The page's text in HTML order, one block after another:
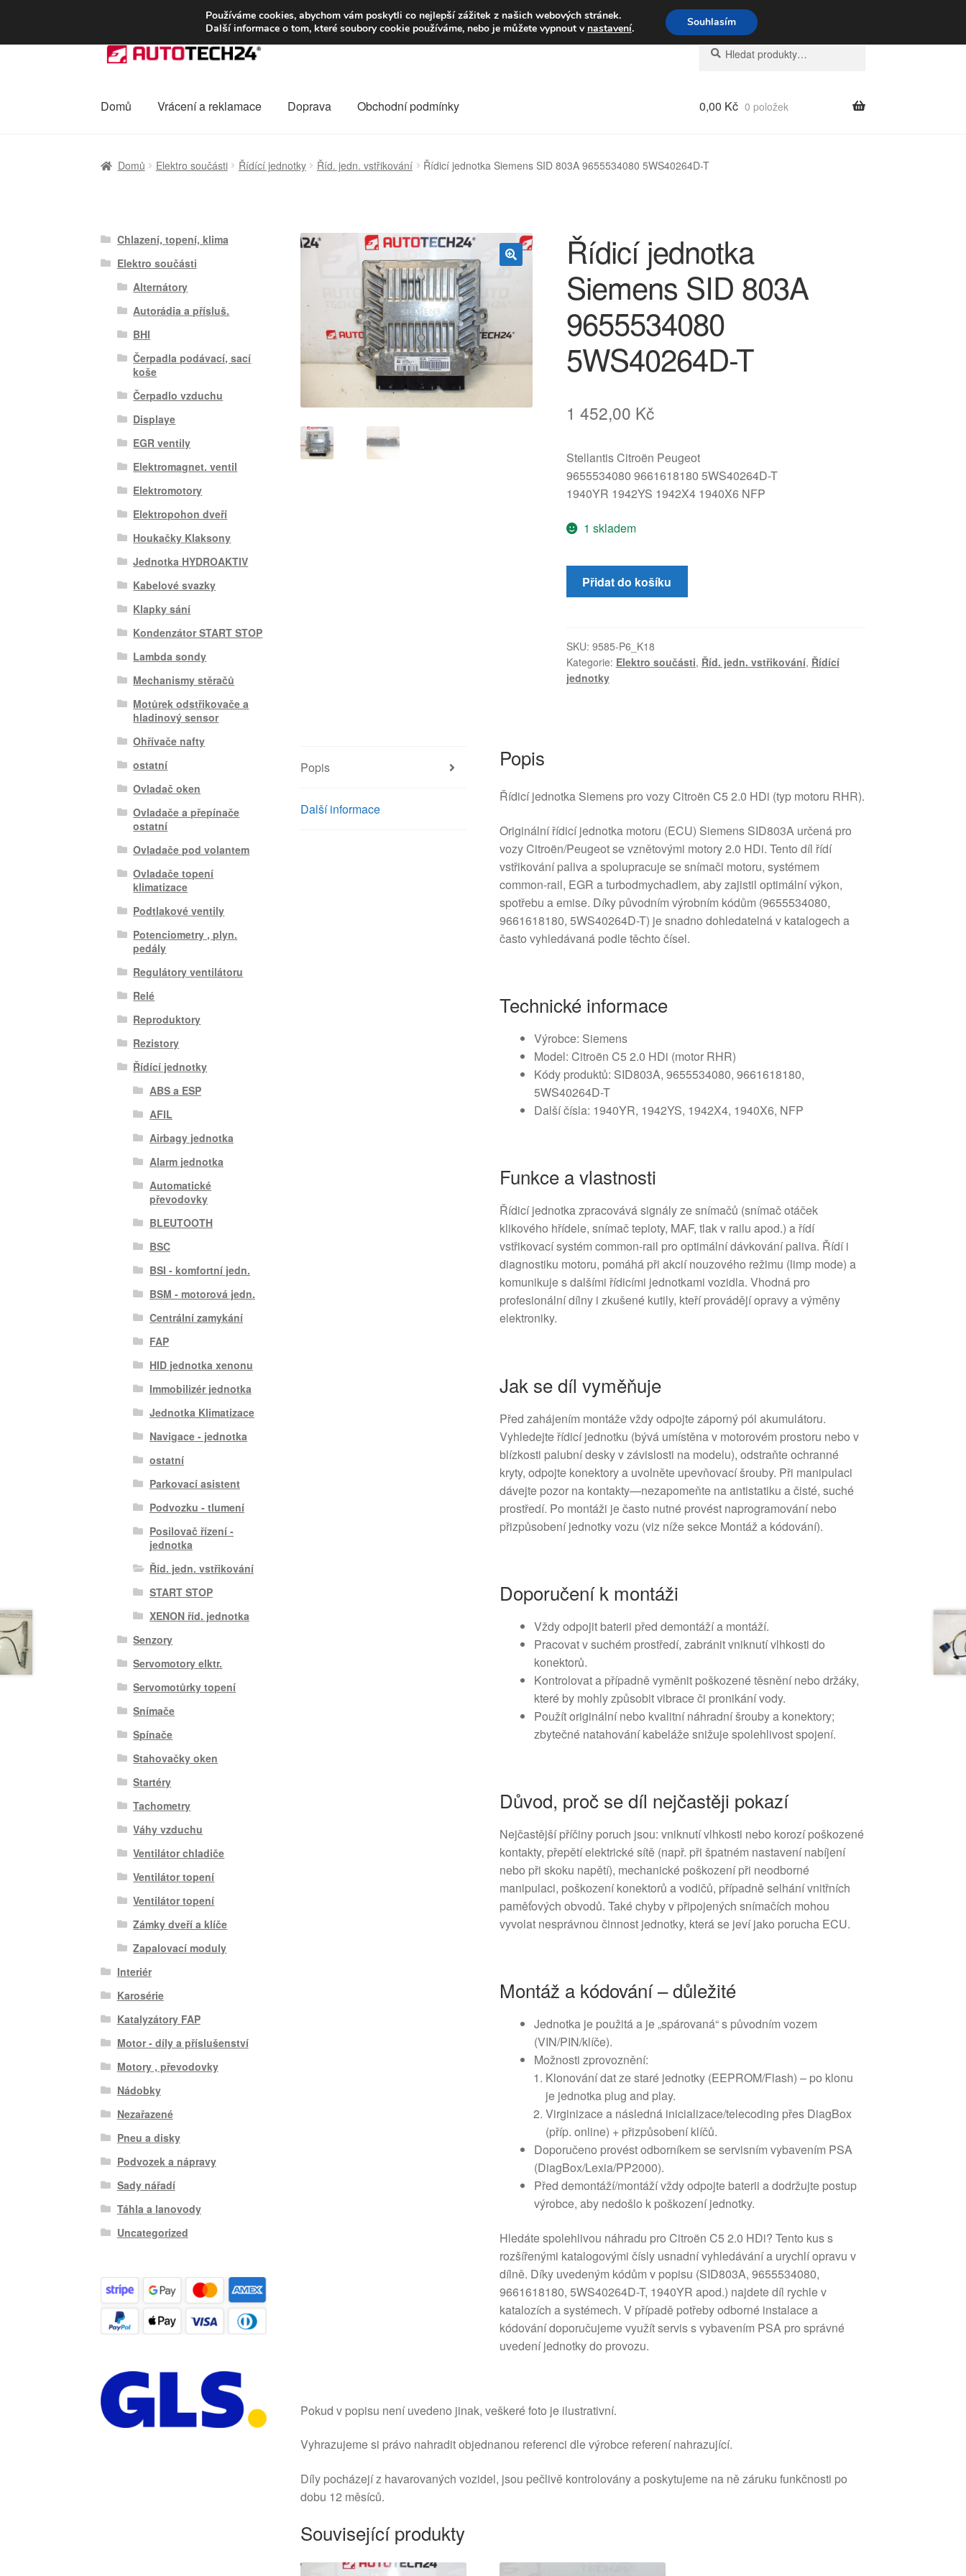
DOPRAVA od 139,-Kč Volejte po-pá 9-16 704 494 494
Přeskočit
na
Přejít
webu
Hledat:
Hledat
Domů Vrácení a reklamace Doprava Obchodní podmínky 0,00 Kč 0 položek
Domů Elektro součásti Řídící jednotky Říd. jedn. vstřikování Řídicí jednotka Siemens SID 803A 9655534080 5WS40264D-T
Řídicí jednotka
Siemens SID 803A
9655534080
5WS40264D-T
1 452,00 Kč
Stellantis Citroën Peugeot
9655534080 9661618180 5WS40264D-T
1940YR 1942YS 1942X4 1940X6 NFP
1 skladem
Řídicí
jednotka
803A
9655534080
5WS40264D-
Přidat do košíku
SKU: 9585-P6_K18
Kategorie: Elektro součásti, Říd. jedn. vstřikování, Řídící
jednotky
Popis
Další informace
Popis
Řídicí jednotka Siemens pro vozy Citroën C5 2.0 HDi (typ motoru RHR).
Originální řídicí jednotka motoru (ECU) Siemens SID803A určená pro
vozy Citroën/Peugeot se vznětovými motory 2.0 HDi. Tento díl řídí
vstřikování paliva a spolupracuje se snímači motoru, systémem
common-rail, EGR a turbodmychadlem, aby zajistil optimální výkon,
spotřebu a emise. Díky původním výrobním kódům (9655534080,
9661618180, 5WS40264D-T) je snadno dohledatelná v katalogech a
často vyhledávaná podle těchto čísel.
Technické informace
Výrobce: Siemens
Model: Citroën C5 2.0 HDi (motor RHR)
Kódy produktů: SID803A, 9655534080, 9661618180,
5WS40264D-T
Další čísla: 1940YR, 1942YS, 1942X4, 1940X6, NFP
Funkce a vlastnosti
Řídicí jednotka zpracovává signály ze snímačů (snímač otáček
klikového hřídele, snímač teploty, MAF, tlak v railu apod.) a řídí
vstřikovací systém common-rail pro optimální dávkování paliva. Řídí i
diagnostiku motoru, pomáhá při akcií nouzového režimu (limp mode) a
komunikuje s dalšími řídicími jednotkami vozidla. Vhodná pro
profesionální dílny i zkušené kutily, kteří provádějí opravy a výměny
elektroniky.
Jak se díl vyměňuje
Před zahájením montáže vždy odpojte záporný pól akumulátoru.
Vyhledejte řídicí jednotku (bývá umístěna v motorovém prostoru nebo v
blízkosti palubní desky v závislosti na modelu), odstraňte ochranné
kryty, odpojte konektory a uvolněte upevňovací šrouby. Při manipulaci
dávejte pozor na kontakty—nezapomeňte na antistatiku a čisté, suché
prostředí. Po montáži je často nutné provést naprogramování nebo
přizpůsobení jednotky vozu (viz níže sekce Montáž a kódování).
Doporučení k montáži
Vždy odpojit baterii před demontáží a montáží.
Pracovat v suchém prostředí, zabránit vniknutí vlhkosti do
konektorů.
Kontrolovat a případně vyměnit poškozené těsnění nebo držáky,
které by mohly způsobit vibrace či pronikání vody.
Použít originální nebo kvalitní náhradní šrouby a konektory;
zbytečné natahování kabeláže snižuje spolehlivost spojení.
Důvod, proč se díl nejčastěji pokazí
Nejčastější příčiny poruch jsou: vniknutí vlhkosti nebo korozí poškozené
kontakty, přepětí elektrické sítě (např. při špatném nastavení nabíjení
nebo při skoku napětí), mechanické poškození při neodborné
manipulaci, poškození konektorů a vodičů, případně selhání vnitřních
paměťových obvodů. Také chyby v připojených snímačích mohou
vyvolat nesprávnou činnost jednotky, která se jeví jako porucha ECU.
Montáž a kódování – důležité
Jednotka je použitá a je „spárovaná“ s původním vozem
(VIN/PIN/klíče).
Možnosti zprovoznění:
Klonování dat ze staré jednotky (EEPROM/Flash) – po klonu
je jednotka plug and play.
Virginizace a následná inicializace/telecoding přes DiagBox
(příp. online) + přizpůsobení klíčů.
Doporučeno provést odborníkem se servisním vybavením PSA
(DiagBox/Lexia/PP2000).
Před demontáží/montáží vždy odpojte baterii a dodržujte postup
výrobce, aby nedošlo k poškození jednotky.
Hledáte spolehlivou náhradu pro Citroën C5 2.0 HDi? Tento kus s
rozšířenými katalogovými čísly usnadní vyhledávání a urychlí opravu v
dílně. Díky uvedeným kódům v popisu (SID803A, 9655534080,
9661618180, 5WS40264D-T, 1940YR apod.) najdete díl rychle v
katalozích a systémech. V případě potřeby odborné instalace a
kódování doporučujeme využít servis s vybavením PSA pro správné
uvedení jednotky do provozu.
Pokud v popisu není uvedeno jinak, veškeré foto je ilustrativní.
Vyhrazujeme si právo nahradit objednanou referenci dle výrobce referení nahrazující.
Díly pocházejí z havarovaných vozidel, jsou pečlivě kontrolovány a poskytujeme na ně záruku funkčnosti po
dobu 12 měsíců.
Související produkty
Chlazení, topení, klima
Elektro součásti
Alternátory
Autorádia a přísluš.
BHI
Čerpadla podávací, sací
koše
Čerpadlo vzduchu
Displaye
EGR ventily
Elektromagnet. ventil
Elektromotory
Elektropohon dveří
Houkačky Klaksony
Jednotka HYDROAKTIV
Kabelové svazky
Klapky sání
Kondenzátor START STOP
Lambda sondy
Mechanismy stěračů
Motůrek odstřikovače a
hladinový sensor
Ohřívače nafty
ostatní
Ovladač oken
Ovladače a přepínače
ostatní
Ovladače pod volantem
Ovladače topení
klimatizace
Podtlakové ventily
Potenciometry , plyn.
pedály
Regulátory ventilátoru
Relé
Reproduktory
Rezistory
Řídící jednotky
ABS a ESP
AFIL
Airbagy jednotka
Alarm jednotka
Automatické
převodovky
BLEUTOOTH
BSC
BSI - komfortní jedn.
BSM - motorová jedn.
Centrální zamykání
FAP
HID jednotka xenonu
Immobilizér jednotka
Jednotka Klimatizace
Navigace - jednotka
ostatní
Parkovací asistent
Podvozku - tlumení
Posilovač řízení -
jednotka
Říd. jedn. vstřikování
START STOP
XENON říd. jednotka
Senzory
Servomotory elktr.
Servomotůrky topení
Snímače
Spínače
Stahovačky oken
Startéry
Tachometry
Váhy vzduchu
Ventilátor chladiče
Ventilátor topení
Ventilátor topení
Zámky dveří a klíče
Zapalovací moduly
Interiér
Karosérie
Katalyzátory FAP
Motor - díly a příslušenství
Motory , převodovky
Nádobky
Nezařazené
Pneu a disky
Podvozek a nápravy
Sady nářadí
Táhla a lanovody
Uncategorized
Používáme cookies, abychom vám poskytli co nejlepší zážitek z našich webových stránek.
Další informace o tom, které soubory cookie používáme, nebo je můžete vypnout v nastavení. Souhlasím